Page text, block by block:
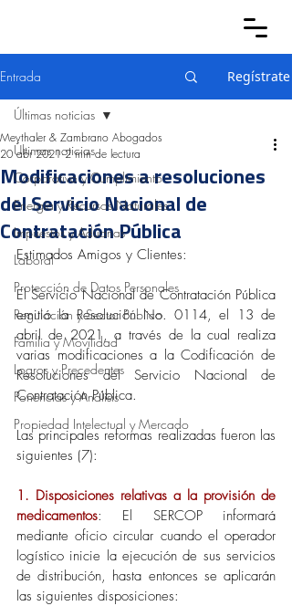
Entrada Regístrate
Últimas noticias
Corporativo y Cumplimiento
Energía y Recursos Naturales
Impuestos y Aduanas
Laboral
Protección de Datos Personales
Regulación y Sector Público
Familia y Movilidad
Logros y Precedentes
Ponencias y Análisis
Propiedad Intelectual y Mercado
Últimas noticias
Modificaciones a resoluciones
del Servicio Nacional de
Contratación Pública
Meythaler & Zambrano Abogados
20 abr 2021 2 min de lectura
Estimados Amigos y Clientes:
El Servicio Nacional de Contratación Pública
emitió la Resolución No. 0114, el 13 de
abril de 2021, a través de la cual realiza
varias modificaciones a la Codificación de
Resoluciones del Servicio Nacional de
Contratación Pública.
Las principales reformas realizadas fueron las
siguientes (7):
1. Disposiciones relativas a la provisión de
medicamentos: El SERCOP informará
mediante oficio circular cuando el operador
logístico inicie la ejecución de sus servicios
de distribución, hasta entonces se aplicarán
las siguientes disposiciones: